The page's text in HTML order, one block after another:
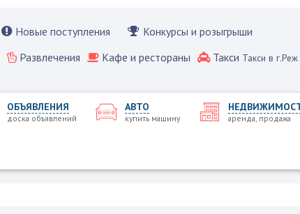
Новые поступления Конкурсы и розыгрыши
Развлечения Кафе и рестораны Такси Такси в г.Реж
ОБЪЯВЛЕНИЯ
доска объявлений
АВТО
купить машину аренда, продажа